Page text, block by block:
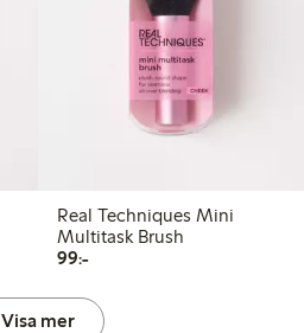
Real Techniques Mini
Multitask Brush
99:-99,00 kr
Visa mer